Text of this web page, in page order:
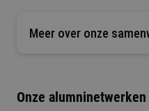
Meer over onze
Onze alumninetwerken